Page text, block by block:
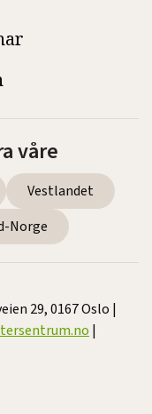
våre
Vestlandet
Norge
29, 0167 Oslo |
|